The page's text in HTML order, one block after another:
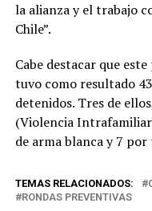
la alianza y el trabajo
Chile”.
Cabe destacar que
tuvo como resultado
detenidos. Tres de
(Violencia
de arma blanca y 7 por
TEMAS RELACIONADOS:
RONDAS PREVENTIVAS